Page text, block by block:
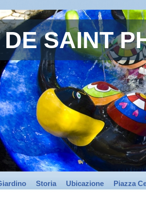
SAINT
Storia Ubicazione Piazza